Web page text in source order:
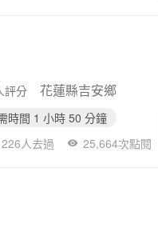
評分 花蓮縣吉安鄉
時間 1 小時 50 分鐘
226人去過 25,664次點閱